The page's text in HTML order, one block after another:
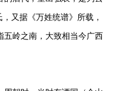
又据《万姓统谱》所载，
岭之南，大致相当今广西